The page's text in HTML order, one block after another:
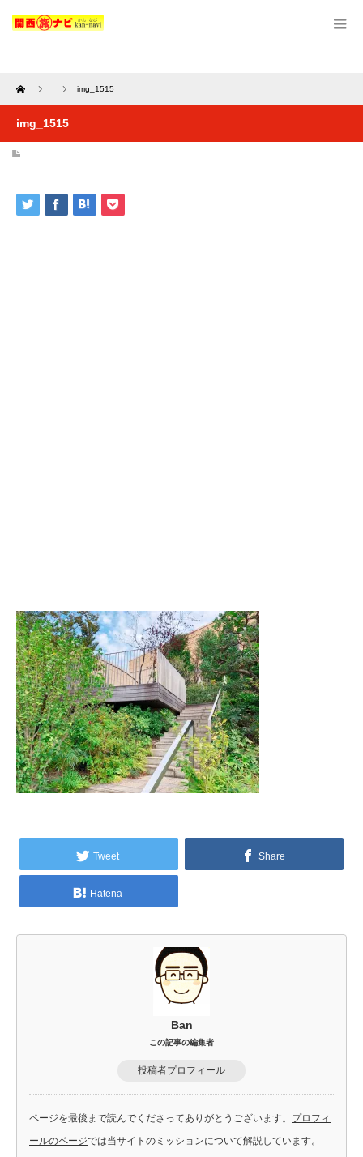
Home img_1515
img_1515
Tweet Share
Hatena
Ban
この記事の編集者
投稿者プロフィール
ページを最後まで読んでくださってありがとうございます。 プロフィ
ールのページでは当サイトのミッションについて解説しています。